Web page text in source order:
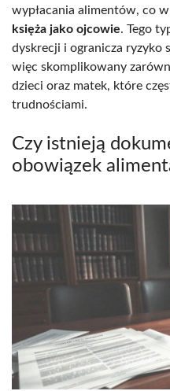
wypłacania alimentów, co
księża jako ojcowie. Tego
dyskrecji i ogranicza ryzyko
więc skomplikowany
dzieci oraz matek, które
trudnościami.
Czy istnieją
obowiązek